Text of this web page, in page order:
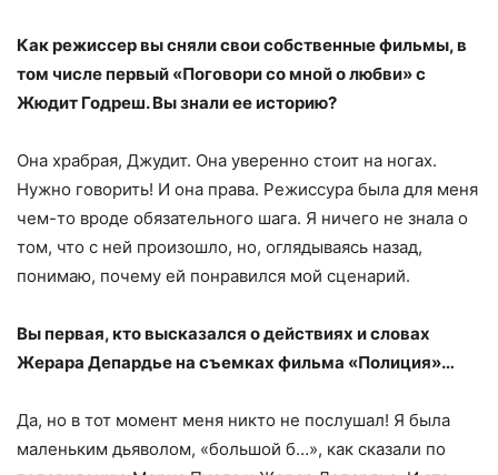
Как режиссер вы сняли свои собственные фильмы, в
том числе первый «Поговори со мной о любви» с
Жюдит Годреш. Вы знали ее историю?
Она храбрая, Джудит. Она уверенно стоит на ногах.
Нужно говорить! И она права. Режиссура была для меня
чем-то вроде обязательного шага. Я ничего не знала о
том, что с ней произошло, но, оглядываясь назад,
понимаю, почему ей понравился мой сценарий.
Вы первая, кто высказался о действиях и словах
Жерара Депардье на съемках фильма «Полиция»…
Да, но в тот момент меня никто не послушал! Я была
маленьким дьяволом, «большой б…», как сказали по